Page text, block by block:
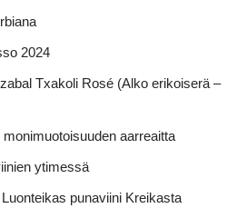
2024
Txakoli Rosé (Alko erikoiserä –
aarreaitta
ytimessä
punaviini Kreikasta